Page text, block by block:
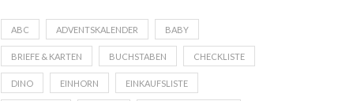
ABC ADVENTSKALENDER BABY
BRIEFE & KARTEN BUCHSTABEN CHECKLISTE
DINO EINHORN EINKAUFSLISTE